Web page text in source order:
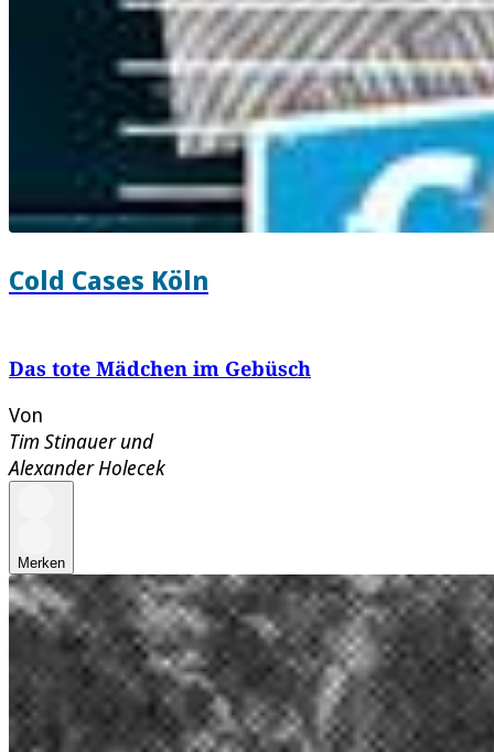
Cold Cases Köln
Das tote Mädchen im Gebüsch
Von
Tim Stinauerund
Alexander Holecek
Merken